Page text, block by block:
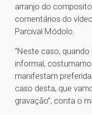
arranjo do
comentários do
Parcival Módolo.
“Neste caso,
informal,
manifestam
caso desta, que
gravação”, conta o